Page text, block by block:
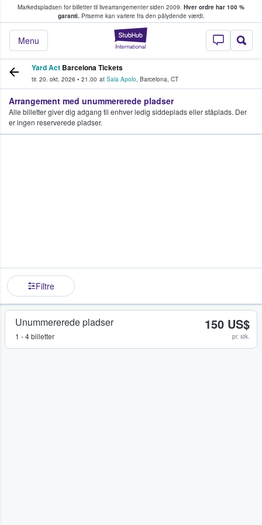
Markedspladsen for billetter til livearrangementer siden 2009. Hver ordre har 100 %
garanti.Priserne kan variere fra den pålydende værdi.
StubHub - Hvor
Menu
køber og sælger billetter
Yard Act Barcelona Tickets
tir. 20. okt. 2026 • 21.00 at Sala Apolo, Barcelona, CT
Arrangement med unummererede pladser
Alle billetter giver dig adgang til enhver ledig siddeplads eller ståplads. Der
er ingen reserverede pladser.
Filtre
Unummererede pladser
1 - 4 billetter
150 US$
pr. stk.